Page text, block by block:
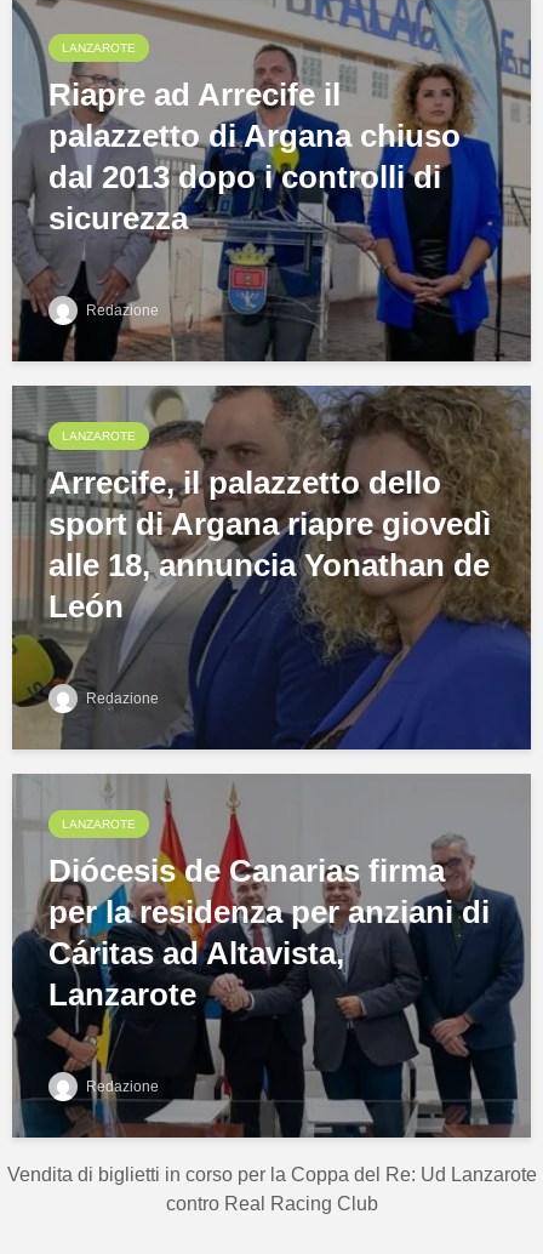
LANZAROTE
Riapre ad Arrecife il
palazzetto di Argana chiuso
dal 2013 dopo i controlli di
sicurezza
Redazione
LANZAROTE
Arrecife, il palazzetto dello
sport di Argana riapre giovedì
alle 18, annuncia Yonathan de
León
Redazione
LANZAROTE
Diócesis de Canarias firma
per la residenza per anziani di
Cáritas ad Altavista,
Lanzarote
Redazione
Vendita di biglietti in corso per la Coppa del Re: Ud Lanzarote
contro Real Racing Club